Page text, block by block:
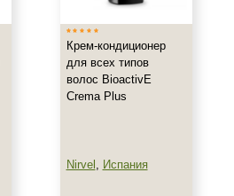
Крем-кондиционер
для всех типов
волос BioactivЕ
Crema Plus
Nirvel , Испания